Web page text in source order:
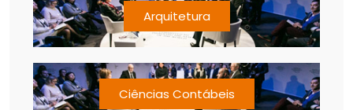
Arquitetura
Ciências Contábeis